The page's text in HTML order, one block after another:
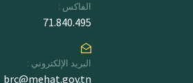
الفاكس :
71.840.495
البريد الإلكتروني :
brc@mehat.gov.tn